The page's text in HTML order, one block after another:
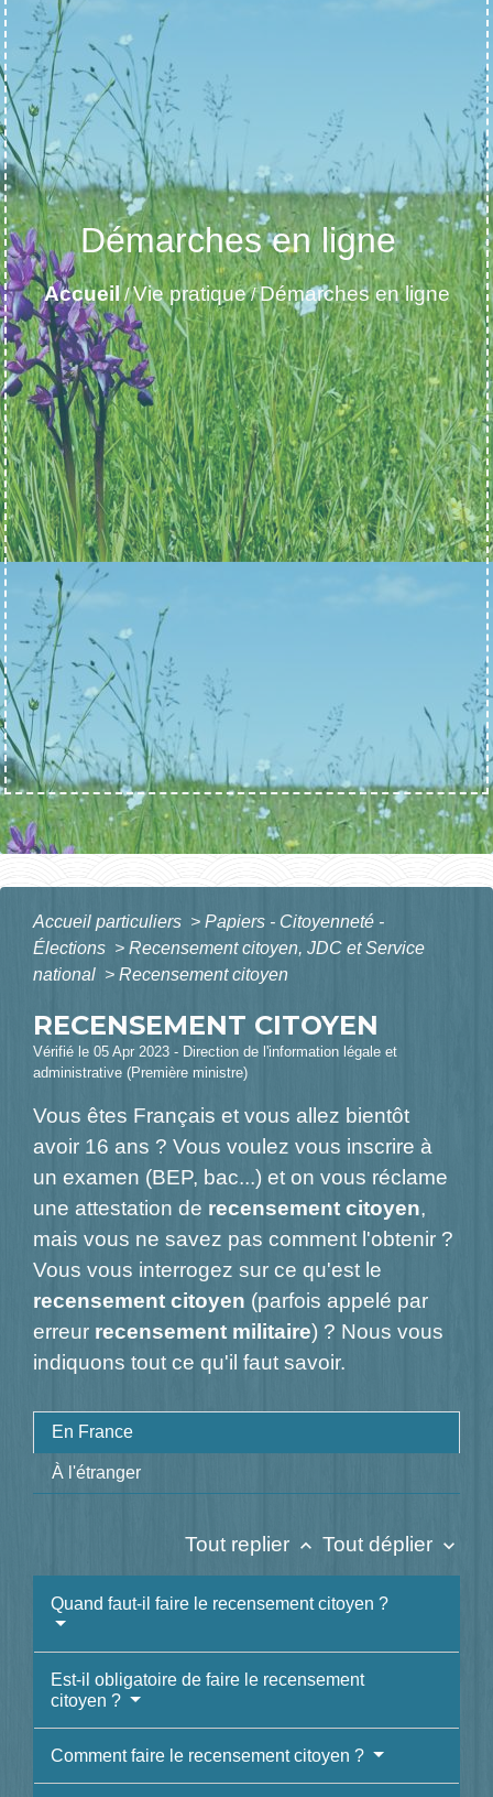
Démarches en ligne
Accueil /Vie pratique/Démarches en ligne
Accueil particuliers > Papiers - Citoyenneté -
Élections > Recensement citoyen, JDC et Service
national > Recensement citoyen
RECENSEMENT CITOYEN
Vérifié le 05 Apr 2023 - Direction de l'information légale et
administrative (Première ministre)
Vous êtes Français et vous allez bientôt
avoir 16 ans ? Vous voulez vous inscrire à
un examen (BEP, bac...) et on vous réclame
une attestation de recensement citoyen,
mais vous ne savez pas comment l'obtenir ?
Vous vous interrogez sur ce qu'est le
recensement citoyen (parfois appelé par
erreur recensement militaire) ? Nous vous
indiquons tout ce qu'il faut savoir.
En France
À l'étranger
Tout replier keyboard_arrow_up Tout déplier keyboard_arrow_down
Quand faut-il faire le recensement citoyen ?
Est-il obligatoire de faire le recensement
citoyen ?
Comment faire le recensement citoyen ?